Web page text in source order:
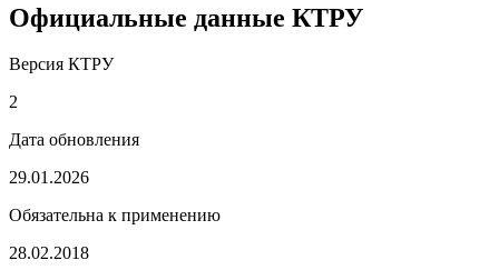
Официальные данные КТРУ
Версия КТРУ
2
Дата обновления
29.01.2026
Обязательна к применению
28.02.2018